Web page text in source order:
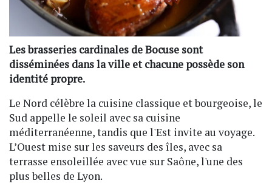
Les brasseries cardinales de Bocuse sont
disséminées dans la ville et chacune possède son
identité propre.
Le Nord célèbre la cuisine classique et bourgeoise, le
Sud appelle le soleil avec sa cuisine
méditerranéenne, tandis que l'Est invite au voyage.
L’Ouest mise sur les saveurs des îles, avec sa
terrasse ensoleillée avec vue sur Saône, l'une des
plus belles de Lyon.